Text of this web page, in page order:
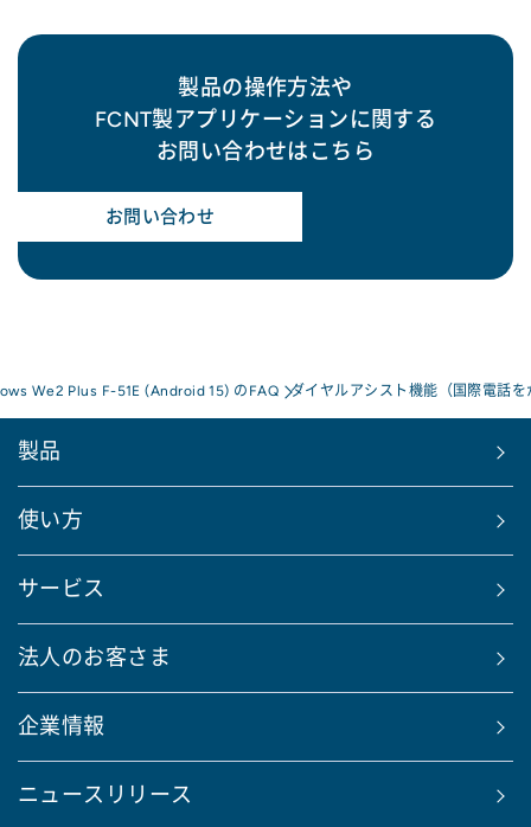
製品の操作方法や
FCNT製アプリケーションに関する
お問い合わせはこちら
お問い合わせ
We2 Plus F-51E (Android 15) のFAQ ダイヤルアシスト機能（国際電話
製品
使い方
サービス
法人のお客さま
企業情報
ニュースリリース